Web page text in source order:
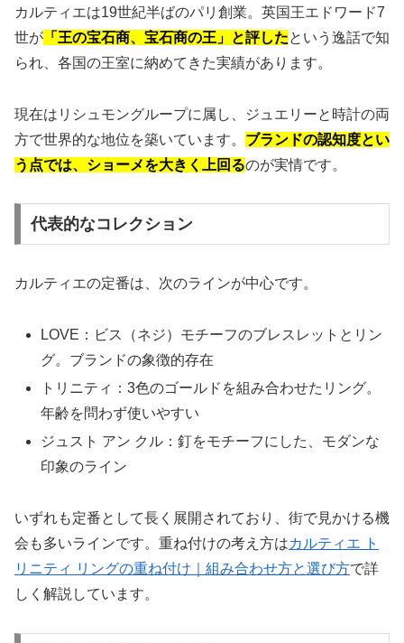
カルティエは19世紀半ばのパリ創業。英国王エドワード7
世が 「王の宝石商、宝石商の王」と評したという逸話で知
られ、各国の王室に納めてきた実績があります。
現在はリシュモングループに属し、ジュエリーと時計の両
方で世界的な地位を築いています。 ブランドの認知度とい
う点では、ショーメを大きく上回るのが実情です。
代表的なコレクション
カルティエの定番は、次のラインが中心です。
LOVE：ビス（ネジ）モチーフのブレスレットとリン
グ。ブランドの象徴的存在
トリニティ：3色のゴールドを組み合わせたリング。
年齢を問わず使いやすい
ジュスト アン クル：釘をモチーフにした、モダンな
印象のライン
いずれも定番として長く展開されており、街で見かける機
会も多いラインです。重ね付けの考え方はカルティエ ト
リニティ リングの重ね付け｜組み合わせ方と選び方で詳
しく解説しています。